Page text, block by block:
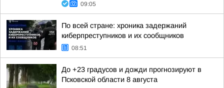
09:05
По всей стране: хроника задержаний
киберпреступников и их сообщников
08:51
До +23 градусов и дожди прогнозируют в
Псковской области 8 августа